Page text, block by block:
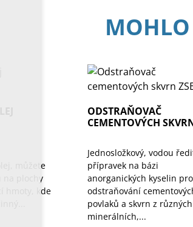
MOHLO
můžete
na plochy
hmoty, kde
ODSTRAŇOVAČ
CEMENTOVÝCH
Jednosložkový, vodou
přípravek na bázi
anorganických kyselin pro
odstraňování
povlaků a skvrn z
minerálních,...